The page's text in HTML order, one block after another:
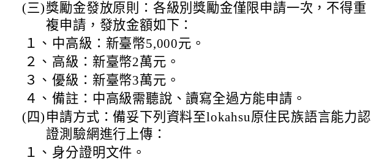
(三)獎勵金發放原則：各級別獎勵金僅限申請一次，不得重
複申請，發放金額如下：
１、 中高級：新臺幣5,000元。
２、 高級：新臺幣2萬元。
３、 優級：新臺幣3萬元。
４、 備註：中高級需聽說、讀寫全過方能申請。
(四) 申請方式：備妥下列資料至lokahsu原住民族語言能力認
證測驗網進行上傳：
１、 身分證明文件。